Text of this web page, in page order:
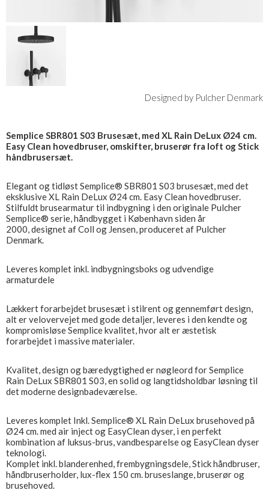
Designed by Pulcher Denmark
Semplice SBR801 S03 Brusesæt, med XL Rain DeLux Ø24 cm.
Easy Clean hovedbruser, omskifter, bruserør fra loft og Stick
håndbrusersæt.
Elegant og tidløst Semplice® SBR801 S03 brusesæt, med det
eksklusive XL Rain DeLux Ø24 cm. Easy Clean hovedbruser.
Stilfuldt brusearmatur til indbygning i den originale Pulcher
Semplice® serie, håndbygget i København siden år
2000, designet af Coll og Jensen, produceret af Pulcher
Denmark.
Leveres komplet inkl. indbygningsboks og udvendige
armaturdele
Lækkert forarbejdet brusesæt i stilrent og gennemført design,
alt er velovervejet med gode detaljer, leveres i den kendte og
kompromisløse Semplice kvalitet, hvor alt er æstetisk
forarbejdet i massive materialer.
Kvalitet, design og bæredygtighed er nøgleord for Semplice
Rain DeLux SBR801 S03, en solid og langtidsholdbar løsning til
det moderne designbadeværelse.
Leveres komplet Inkl. Semplice® XL Rain DeLux brusehoved på
Ø24 cm. med air inject og EasyClean dyser, i en perfekt
kombination af luksus-brus, vandbesparelse og EasyClean dyser
teknologi.
Komplet inkl. blanderenhed, frembygningsdele, Stick håndbruser,
håndbruserholder, lux-flex 150 cm. bruseslange, bruserør og
brusehoved.